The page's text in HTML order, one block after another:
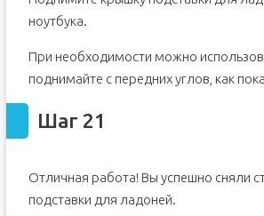
ноутбука.
При необходимости можно
поднимайте с передних углов, как
Шаг 21
Отличная работа! Вы успешно сняли
подставки для ладоней.